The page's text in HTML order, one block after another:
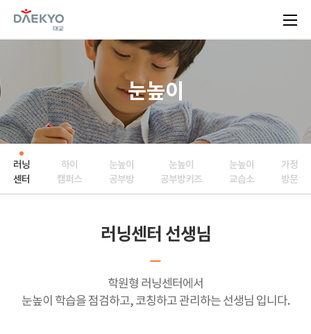
D
O
대
교
눈높이
러닝
센터
하이
캠퍼스
눈높이
공부방
눈높이
공부방키즈
눈높이
교습소
가정
방문
러닝센터 선생님
학원형 러닝센터에서
눈높이 학습을 점검하고, 코칭하고 관리하는 선생님 입니다.